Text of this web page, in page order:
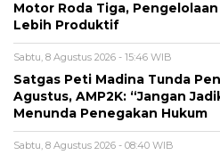
Motor Roda Tiga,
Lebih Produktif
Sabtu, 8 Agustus 2026 - 15:46 WIB
Satgas Peti Madina Tunda
Agustus, AMP2K: “Jangan
Menunda Penegakan Hukum
Sabtu, 8 Agustus 2026 - 08:40 WIB